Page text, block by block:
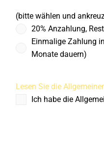
(bitte wählen und
20% Anzahlung,
Einmalige Zahlung
Monate dauern)
Lesen Sie die
Ich habe die